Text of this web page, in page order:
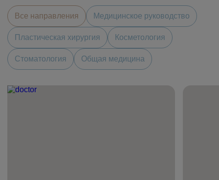
Все направления Медицинское руководство
Пластическая хирургия Косметология
Стоматология Общая медицина